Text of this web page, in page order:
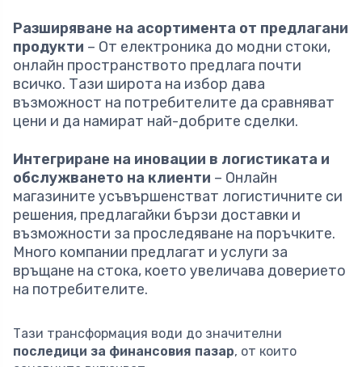
Разширяване на асортимента от предлагани
продукти – От електроника до модни стоки,
онлайн пространството предлага почти
всичко. Тази широта на избор дава
възможност на потребителите да сравняват
цени и да намират най-добрите сделки.
Интегриране на иновации в логистиката и
обслужването на клиенти – Онлайн
магазините усъвършенстват логистичните си
решения, предлагайки бързи доставки и
възможности за проследяване на поръчките.
Много компании предлагат и услуги за
връщане на стока, което увеличава доверието
на потребителите.
Тази трансформация води до значителни
последици за финансовия пазар, от които